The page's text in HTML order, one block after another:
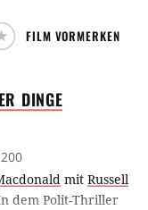
FILM VORMERKEN
DINGE
200
mit Russell
dem Polit-Thriller